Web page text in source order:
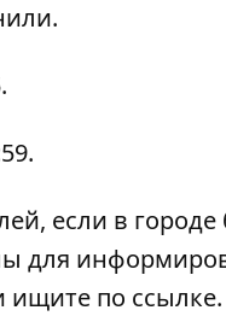
если в городе
для
ищите по ссылке.